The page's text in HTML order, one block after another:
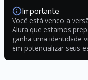
Importante
Você está vendo a
Alura que estamos
ganha uma identidade
em potencializar seus